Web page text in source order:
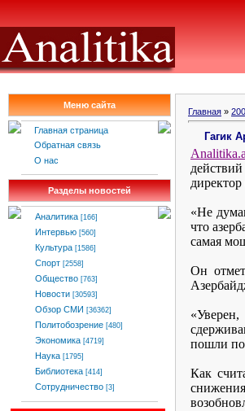
Меню сайта
Главная страница
Обратная связь
О нас
Разделы новостей
Аналитика [166]
Интервью [560]
Культура [1586]
Спорт [2558]
Общество [763]
Новости [30593]
Обзор СМИ [36362]
Политобозрение [480]
Экономика [4719]
Наука [1795]
Библиотека [414]
Сотрудничество [3]
Главная »
Гагик
«Не
что
самая
Он
пошли по
Как